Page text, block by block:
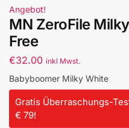
Angebot!
MN ZeroFile
Free
€32.00 inkl Mwst.
Babyboomer Milky White
Gratis Überraschungs-
€ 79!